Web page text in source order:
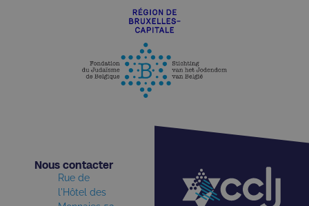
Nous contacter​
Rue de
l'Hôtel des